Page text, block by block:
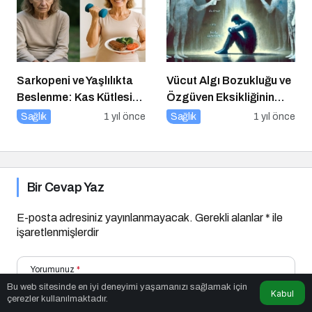
Sarkopeni ve Yaşlılıkta
Beslenme: Kas Kütlesi
Nasıl Korunur?
Sağlık 1 yıl önce
Vücut Algı Bozukluğu ve
Özgüven Eksikliğinin
Görünmeyen Kökleri
Sağlık 1 yıl önce
Bir Cevap Yaz
E-posta adresiniz yayınlanmayacak. Gerekli alanlar* ile
işaretlenmişlerdir
Yorumunuz *
Bu web sitesinde en iyi deneyimi yaşamanızı sağlamak için
çerezler kullanılmaktadır.
Kabul